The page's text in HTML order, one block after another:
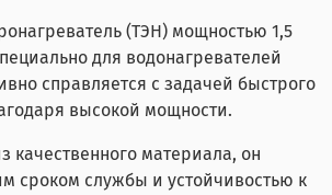
(ТЭН) мощностью 1,5
для водонагревателей
справляется с задачей быстрого
высокой мощности.
качественного материала, он
сроком службы и устойчивостью к